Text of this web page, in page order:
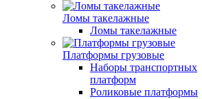
Ломы такелажные
Ломы такелажные
Платформы грузовые
Наборы транспортных
платформ
Роликовые платформы